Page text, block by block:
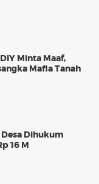
Minta Maaf,
Mafia Tanah
Dihukum
16 M